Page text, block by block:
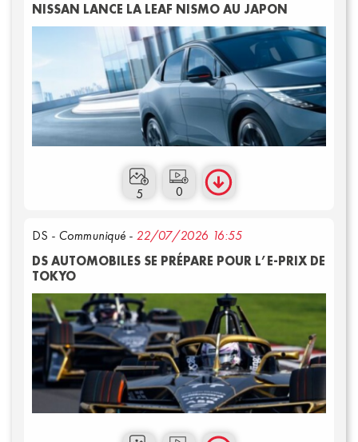
Annuaire presse
NISSAN LANCE LA LEAF NISMO AU JAPON
0
5
DS - Communiqué - 22/07/2026 16:55
DS AUTOMOBILES SE PRÉPARE POUR L’E-PRIX DE
TOKYO